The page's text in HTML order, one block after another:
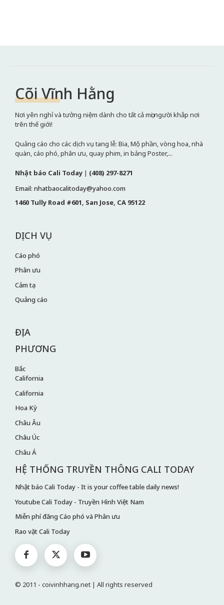
Cõi Vĩnh Hằng
Nơi yên nghỉ và tưởng niệm dành cho tất cả mọi người khắp nơi
trên thế giới!
Quảng cáo cho các dịch vụ tang lễ: Bia, Mộ phần, vòng hoa, nhà
quàn, cáo phó, phân ưu, quay phim, in bảng Poster,...
Nhật báo Cali Today | (408) 297-8271
Email: nhatbaocalitoday@yahoo.com
1460 Tully Road #601, San Jose, CA 95122
DỊCH VỤ
Cáo phó
Phân ưu
Cảm tạ
Quảng cáo
ĐỊA
PHƯƠNG
Bắc
California
California
Hoa Kỳ
Châu Âu
Châu Úc
Châu Á
HỆ THỐNG TRUYỀN THÔNG CALI TODAY
Nhật báo Cali Today - It is your coffee table daily news!
Youtube Cali Today - Truyền Hình Việt Nam
Miễn phí đăng Cáo phó và Phân ưu
Rao vặt Cali Today
© 2011 - coivinhhang.net | All rights reserved